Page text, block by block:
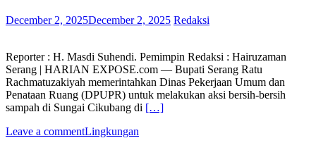
December 2, 2025December 2, 2025 Redaksi
Reporter : H. Masdi Suhendi. Pemimpin Redaksi : Hairuzaman
Serang | HARIAN EXPOSE.com — Bupati Serang Ratu
Rachmatuzakiyah memerintahkan Dinas Pekerjaan Umum dan
Penataan Ruang (DPUPR) untuk melakukan aksi bersih-bersih
sampah di Sungai Cikubang di […]
Leave a commentLingkungan